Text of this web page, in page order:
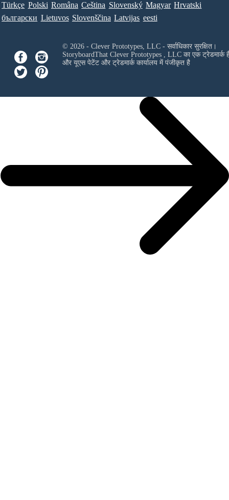
Türkçe Polski Româna Ceština Slovenský Magyar Hrvatski
български Lietuvos Slovenščina Latvijas eesti
© 2026 - Clever Prototypes, LLC - सर्वाधिकार सुरक्षित।
StoryboardThat Clever Prototypes , LLCका एक ट्रेडमार्क
और यूएस पेटेंट और ट्रेडमार्क कार्यालय में पंजीकृत है